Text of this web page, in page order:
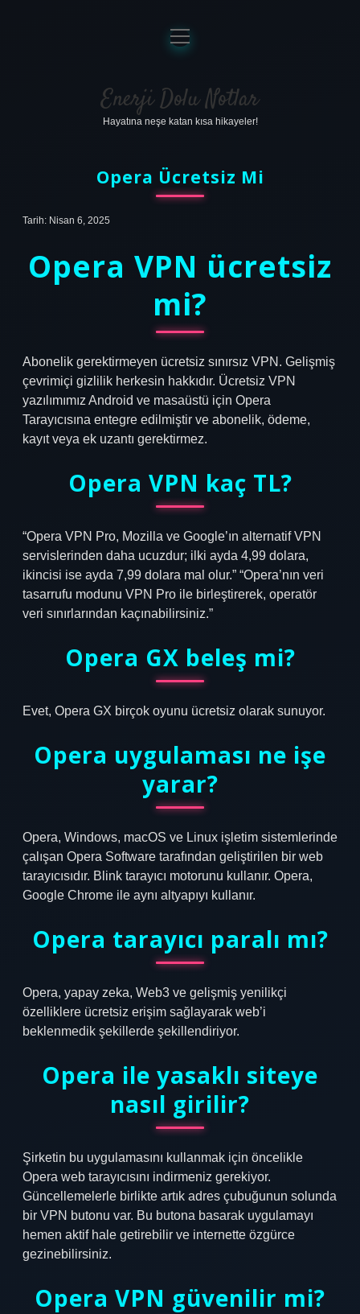
Anasayfa
Gizlilik Politikası
Yasal Uyarı
Hakkımızda
menüyü
aç
Enerji Dolu Notlar
Hayatına neşe katan kısa hikayeler!
Opera Ücretsiz Mi
Tarih: Nisan 6, 2025
Opera VPN ücretsiz
mi?
Abonelik gerektirmeyen ücretsiz sınırsız VPN. Gelişmiş
çevrimiçi gizlilik herkesin hakkıdır. Ücretsiz VPN
yazılımımız Android ve masaüstü için Opera
Tarayıcısına entegre edilmiştir ve abonelik, ödeme,
kayıt veya ek uzantı gerektirmez.
Opera VPN kaç TL?
“Opera VPN Pro, Mozilla ve Google’ın alternatif VPN
servislerinden daha ucuzdur; ilki ayda 4,99 dolara,
ikincisi ise ayda 7,99 dolara mal olur.” “Opera’nın veri
tasarrufu modunu VPN Pro ile birleştirerek, operatör
veri sınırlarından kaçınabilirsiniz.”
Opera GX beleş mi?
Evet, Opera GX birçok oyunu ücretsiz olarak sunuyor.
Opera uygulaması ne işe
yarar?
Opera, Windows, macOS ve Linux işletim sistemlerinde
çalışan Opera Software tarafından geliştirilen bir web
tarayıcısıdır. Blink tarayıcı motorunu kullanır. Opera,
Google Chrome ile aynı altyapıyı kullanır.
Opera tarayıcı paralı mı?
Opera, yapay zeka, Web3 ve gelişmiş yenilikçi
özelliklere ücretsiz erişim sağlayarak web’i
beklenmedik şekillerde şekillendiriyor.
Opera ile yasaklı siteye
nasıl girilir?
Şirketin bu uygulamasını kullanmak için öncelikle
Opera web tarayıcısını indirmeniz gerekiyor.
Güncellemelerle birlikte artık adres çubuğunun solunda
bir VPN butonu var. Bu butona basarak uygulamayı
hemen aktif hale getirebilir ve internette özgürce
gezinebilirsiniz.
Opera VPN güvenilir mi?